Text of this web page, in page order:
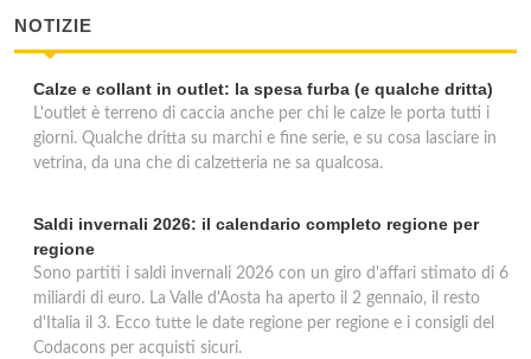
NOTIZIE
Calze e collant in outlet: la spesa furba (e qualche dritta)
L'outlet è terreno di caccia anche per chi le calze le porta tutti i
giorni. Qualche dritta su marchi e fine serie, e su cosa lasciare in
vetrina, da una che di calzetteria ne sa qualcosa.
Saldi invernali 2026: il calendario completo regione per
regione
Sono partiti i saldi invernali 2026 con un giro d'affari stimato di 6
miliardi di euro. La Valle d'Aosta ha aperto il 2 gennaio, il resto
d'Italia il 3. Ecco tutte le date regione per regione e i consigli del
Codacons per acquisti sicuri.